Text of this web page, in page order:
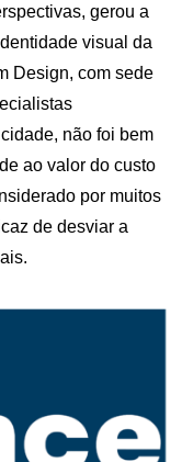
gerou a
visual da
Design, com sede
não foi bem
ao valor do custo
por muitos
de desviar a